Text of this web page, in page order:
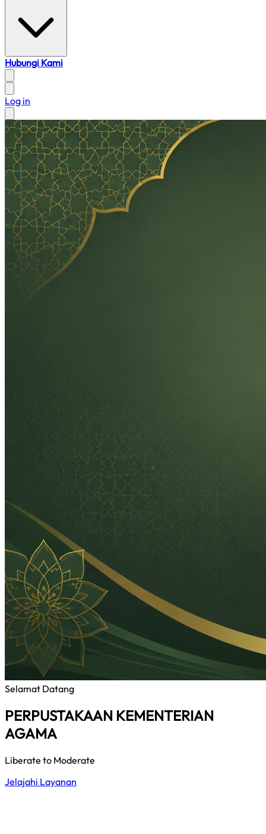
Hubungi Kami
Log in
Selamat Datang
PERPUSTAKAAN KEMENTERIAN
AGAMA
Liberate to Moderate
Jelajahi Layanan